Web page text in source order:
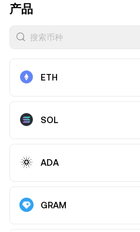
产品
搜索币种
ETH
SOL
ADA
GRAM